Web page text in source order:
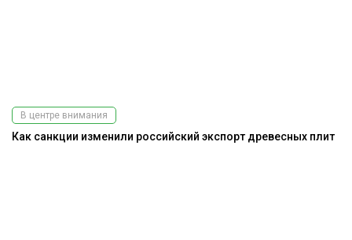
В центре внимания
Как санкции изменили российский экспорт древесных плит